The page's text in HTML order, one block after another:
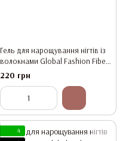
Гель для нарощування нігтів із
волокнами Global Fashion Fiber
Builder Gel #02, 15 г
220 грн
4